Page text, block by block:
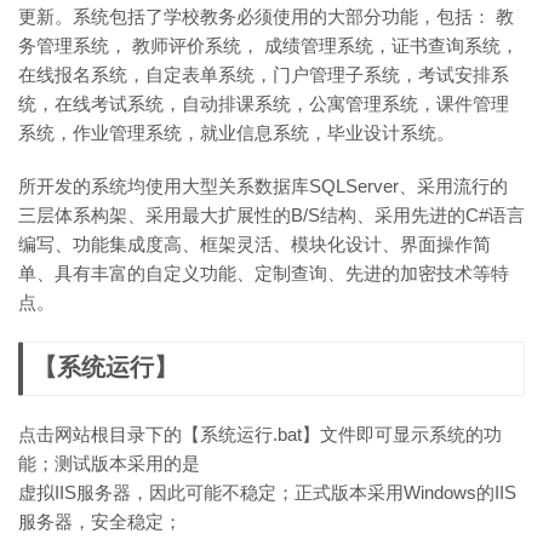
更新。系统包括了学校教务必须使用的大部分功能，包括： 教
务管理系统， 教师评价系统， 成绩管理系统，证书查询系统，
在线报名系统，自定表单系统，门户管理子系统，考试安排系
统，在线考试系统，自动排课系统，公寓管理系统，课件管理
系统，作业管理系统，就业信息系统，毕业设计系统。
所开发的系统均使用大型关系数据库SQLServer、采用流行的
三层体系构架、采用最大扩展性的B/S结构、采用先进的C#语言
编写、功能集成度高、框架灵活、模块化设计、界面操作简
单、具有丰富的自定义功能、定制查询、先进的加密技术等特
点。
【系统运行】
点击网站根目录下的【系统运行.bat】文件即可显示系统的功
能；测试版本采用的是
虚拟IIS服务器，因此可能不稳定；正式版本采用Windows的IIS
服务器，安全稳定；